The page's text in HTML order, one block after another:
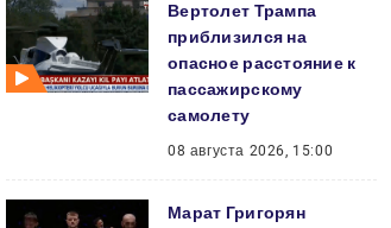
Вертолет Трампа
приблизился на
опасное расстояние к
пассажирскому
самолету
08 августа 2026, 15:00
Марат Григорян